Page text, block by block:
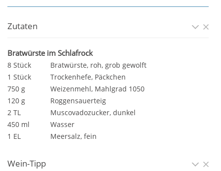
Zutaten
Bratwürste im Schlafrock
8 Stück
Bratwürste, roh, grob gewolft
1 Stück
Trockenhefe, Päckchen
750 g
Weizenmehl, Mahlgrad 1050
120 g
Roggensauerteig
2 TL
Muscovadozucker, dunkel
450 ml
Wasser
1 EL
Meersalz, fein
Wein-Tipp